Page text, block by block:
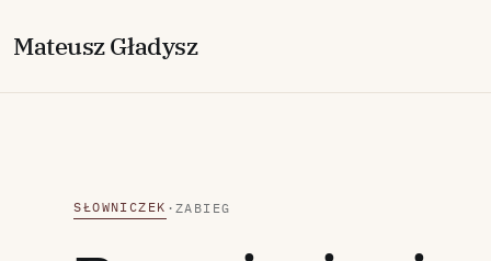
MateuszGładysz
SŁOWNICZEK ·ZABIEG